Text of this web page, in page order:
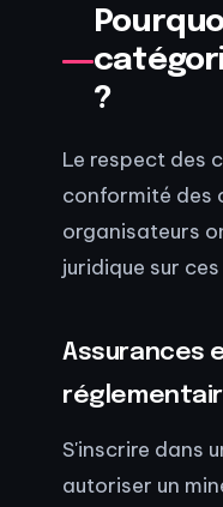
?
Le respect des
conformité des
organisateurs
juridique sur
Assurances
S'inscrire dans
autoriser un